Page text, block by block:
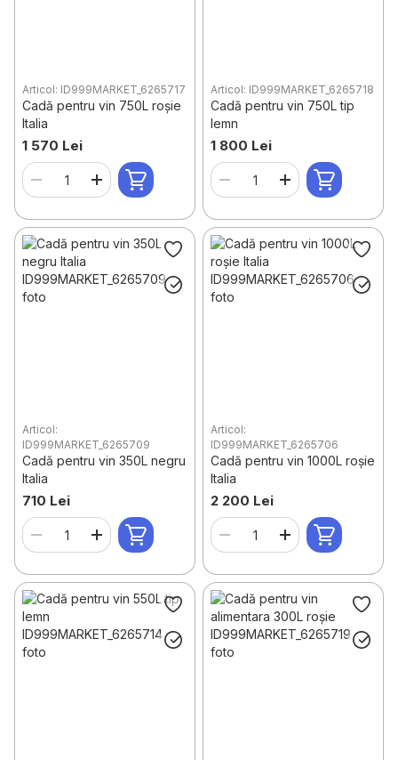
Articol: ID999MARKET_6265717
Cadă pentru vin 750L roșie
Italia
1 570 Lei
Articol: ID999MARKET_6265718
Cadă pentru vin 750L tip
lemn
1 800 Lei
Articol:
ID999MARKET_6265709
Cadă pentru vin 350L negru
Italia
710 Lei
Articol:
ID999MARKET_6265706
Cadă pentru vin 1000L roșie
Italia
2 200 Lei